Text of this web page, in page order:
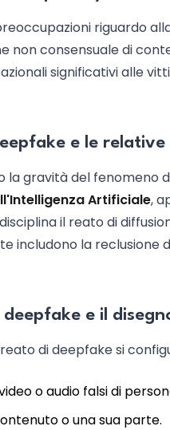
riguardo
non consensuale di
significativi alle
e le relative
la gravità del
Artificiale,
il reato di
includono la reclusione
e il
di deepfake si
o audio falsi di
o una sua parte.